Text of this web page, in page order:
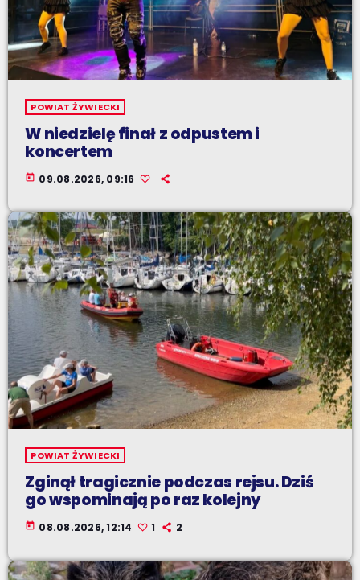
POWIAT ŻYWIECKI
W niedzielę finał z odpustem i
koncertem
today 09.08.2026, 09:16
POWIAT ŻYWIECKI
Zginął tragicznie podczas rejsu. Dziś
go wspominają po raz kolejny
today 08.08.2026, 12:14 1 2